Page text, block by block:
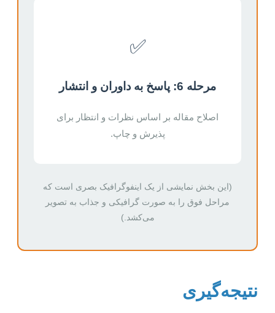
✅
مرحله 6: پاسخ به داوران و انتشار
اصلاح مقاله بر اساس نظرات و انتظار برای
پذیرش و چاپ.
(این بخش نمایشی از یک اینفوگرافیک بصری است که
مراحل فوق را به صورت گرافیکی و جذاب به تصویر
می‌کشد.)
نتیجه‌گیری